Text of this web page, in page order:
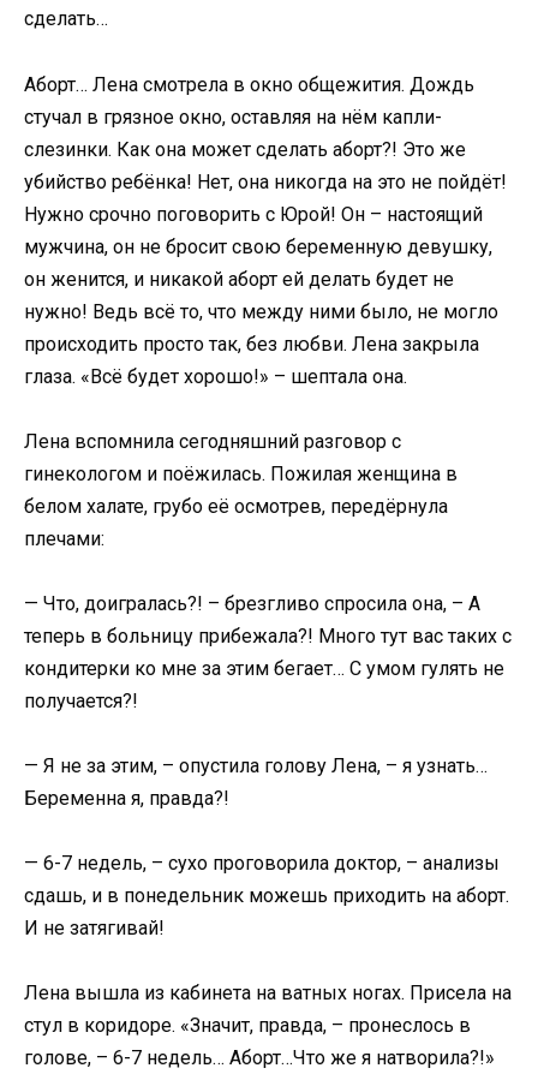
сделать…
Аборт… Лена смотрела в окно общежития. Дождь
стучал в грязное окно, оставляя на нём капли-
слезинки. Как она может сделать аборт?! Это же
убийство ребёнка! Нет, она никогда на это не пойдёт!
Нужно срочно поговорить с Юрой! Он – настоящий
мужчина, он не бросит свою беременную девушку,
он женится, и никакой аборт ей делать будет не
нужно! Ведь всё то, что между ними было, не могло
происходить просто так, без любви. Лена закрыла
глаза. «Всё будет хорошо!» – шептала она.
Лена вспомнила сегодняшний разговор с
гинекологом и поёжилась. Пожилая женщина в
белом халате, грубо её осмотрев, передёрнула
плечами:
— Что, доигралась?! – брезгливо спросила она, – А
теперь в больницу прибежала?! Много тут вас таких с
кондитерки ко мне за этим бегает… С умом гулять не
получается?!
— Я не за этим, – опустила голову Лена, – я узнать…
Беременна я, правда?!
— 6-7 недель, – сухо проговорила доктор, – анализы
сдашь, и в понедельник можешь приходить на аборт.
И не затягивай!
Лена вышла из кабинета на ватных ногах. Присела на
стул в коридоре. «Значит, правда, – пронеслось в
голове, – 6-7 недель… Аборт…Что же я натворила?!»